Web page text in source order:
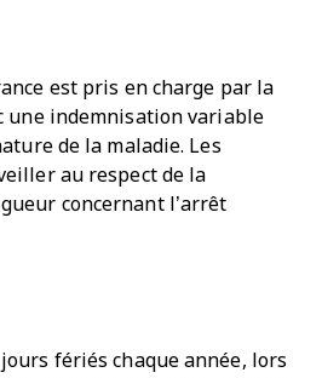
est pris en charge par la
une indemnisation variable
de la maladie. Les
au respect de la
concernant l’arrêt
jours fériés chaque année, lors